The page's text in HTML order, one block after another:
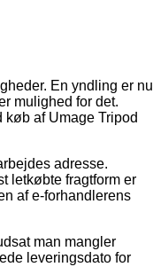
En yndling er nu
mulighed for det.
af Umage Tripod
adresse.
letkøbte fragtform er
af e-forhandlerens
man mangler
leveringsdato for